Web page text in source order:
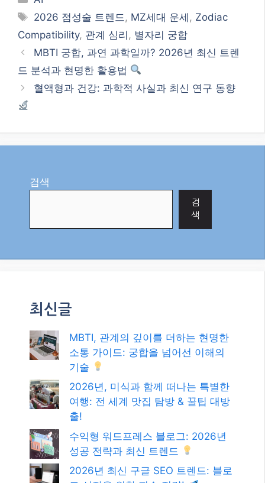
Tags
2026 점성술 트렌드 , MZ세대 운세 , Zodiac
Compatibility, 관계 심리 , 별자리 궁합
MBTI 궁합, 과연 과학일까? 2026년 최신 트렌
드 분석과 현명한 활용법
혈액형과 건강: 과학적 사실과 최신 연구 동향
검색
검
색
최신글
MBTI, 관계의 깊이를 더하는 현명한
소통 가이드: 궁합을 넘어선 이해의
기술
2026년, 미식과 함께 떠나는 특별한
여행: 전 세계 맛집 탐방 & 꿀팁 대방
출!
수익형 워드프레스 블로그: 2026년
성공 전략과 최신 트렌드
2026년 최신 구글 SEO 트렌드: 블로